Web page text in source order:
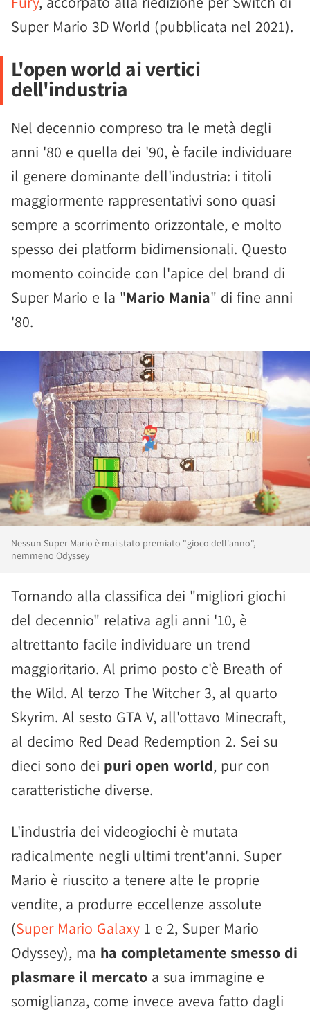
Super Mario 3D World (pubblicata nel 2021).
L'open world ai vertici
dell'industria
Nel decennio compreso tra le metà degli
anni '80 e quella dei '90, è facile individuare
il genere dominante dell'industria: i titoli
maggiormente rappresentativi sono quasi
sempre a scorrimento orizzontale, e molto
spesso dei platform bidimensionali. Questo
momento coincide con l'apice del brand di
Super Mario e la "Mario Mania" di fine anni
'80.
Nessun Super Mario è mai stato premiato "gioco dell'anno",
nemmeno Odyssey
Tornando alla classifica dei "migliori giochi
del decennio" relativa agli anni '10, è
altrettanto facile individuare un trend
maggioritario. Al primo posto c'è Breath of
the Wild. Al terzo The Witcher 3, al quarto
Skyrim. Al sesto GTA V, all'ottavo Minecraft,
al decimo Red Dead Redemption 2. Sei su
dieci sono dei puri open world, pur con
caratteristiche diverse.
L'industria dei videogiochi è mutata
radicalmente negli ultimi trent'anni. Super
Mario è riuscito a tenere alte le proprie
vendite, a produrre eccellenze assolute
(Super Mario Galaxy 1 e 2, Super Mario
Odyssey), ma ha completamente smesso di
plasmare il mercato a sua immagine e
somiglianza, come invece aveva fatto dagli